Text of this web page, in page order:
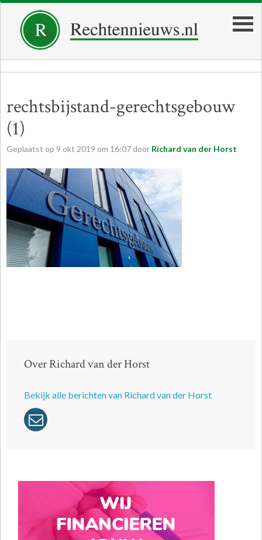
rechtsbijstand-gerechtsgebouw
(1)
Geplaatst op 9 okt 2019 om 16:07 door Richard van der Horst
Over Richard van der Horst
Bekijk alle berichten van Richard van der Horst